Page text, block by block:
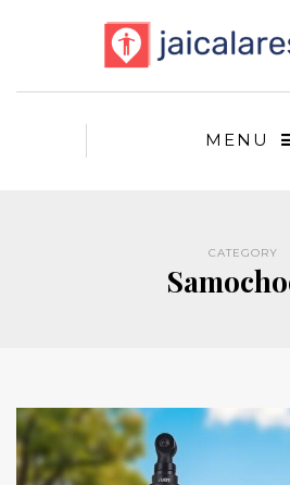
MENU
CATEGORY